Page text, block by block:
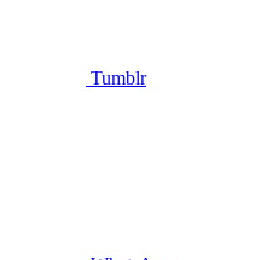
Tumblr